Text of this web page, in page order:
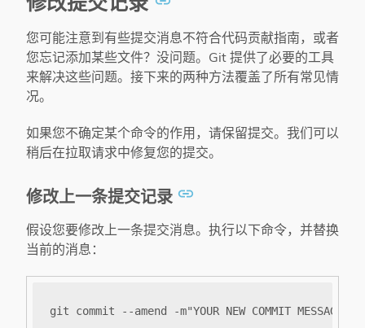
您可能注意到有些提交消息不符合代码贡献指南，或者
您忘记添加某些文件？没问题。Git 提供了必要的工具
来解决这些问题。接下来的两种方法覆盖了所有常见情
况。
如果您不确定某个命令的作用，请保留提交。我们可以
稍后在拉取请求中修复您的提交。
修改上一条提交记录
假设您要修改上一条提交消息。执行以下命令，并替换
当前的消息：